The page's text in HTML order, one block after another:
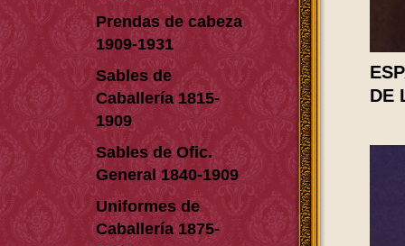
DE
Prendas de cabeza
1909-1931
Sables de
Caballería 1815-
1909
Sables de Ofic.
General 1840-1909
Uniformes de
Caballería 1875-